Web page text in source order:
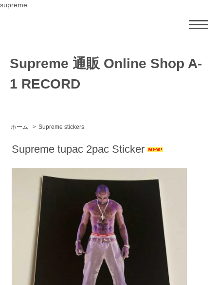
supreme
Supreme 通販 Online Shop A-
1 RECORD
ホーム > Supreme stickers
Supreme tupac 2pac Sticker